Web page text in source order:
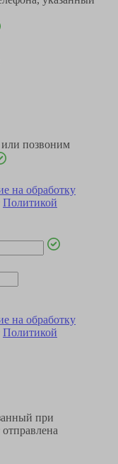
позвоним
на обработку
Политикой
на обработку
Политикой
при